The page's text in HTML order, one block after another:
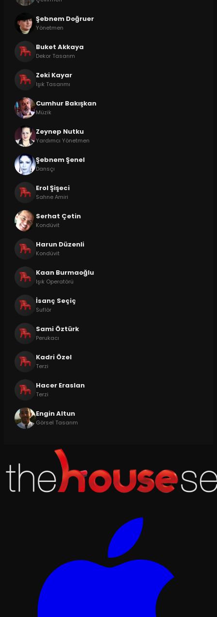
Şebnem Doğruer
Yönetmen
Buket Akkaya
Dekor Tasarım
Zeki Kayar
Işık Tasarımı
Cumhur Bakışkan
Müzik
Zeynep Nutku
Yardımcı Yönetmen
Şebnem Şenel
Dansçı
Erol Şişeci
Sahne Amiri
Serhat Çetin
Kondüvit
Harun Düzenli
Kondüvit
Kaan Burmaoğlu
Işık Operatörü
İsanç Seçiç
Suflör
Sami Öztürk
Perukacı
Kadri Özel
Terzi
Hacer Eraslan
Terzi
Engin Altun
Görsel Tasarım